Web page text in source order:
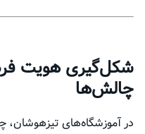
شکل‌گیری هویت
چالش‌ها
در آموزشگاه‌های